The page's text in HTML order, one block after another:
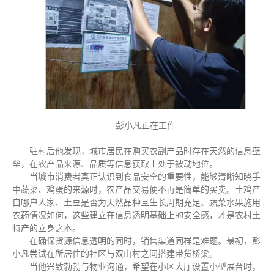
彭小凡正在工作
驻村后他发现，城市居民在购买农副产品时存在天然的信息壁
垒，在农产品来源、品质等信息获取上处于被动地位。
当城市消费者真正认识到食品安全的重要性，能够清晰知晓手
中蔬菜、鸡蛋的来源时，农产品交易便不再是简单的买卖。土鸡产
自哪户人家、土豆是否为天然品种且生长周期充足、蔬菜水果施用
农药情况如何，这些建立在信息透明基础上的安全感，才是农村土
特产的立身之本。
在确保货源信息透明的同时，销售渠道同样是难题。最初，彭
小凡尝试在所居住的社区与双山村之间搭建带货桥梁。
当他兴致勃勃与物业沟通，希望在小区大厅设置小型展台时，